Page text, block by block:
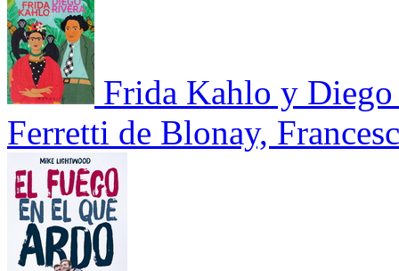
Frida Kahlo y
Ferretti de Blonay,